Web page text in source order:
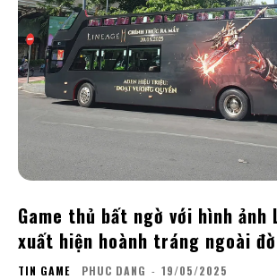
Game thủ bất ngờ với hình ảnh
xuất hiện hoành tráng ngoài
TIN GAME PHUC DANG - 19/05/2025